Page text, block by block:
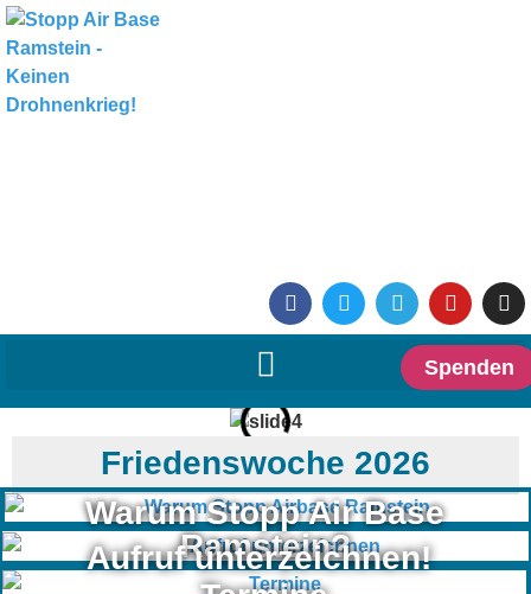
Spenden
Friedenswoche 2026
Warum Stopp Air Base
Ramstein?
Aufruf unterzeichnen!